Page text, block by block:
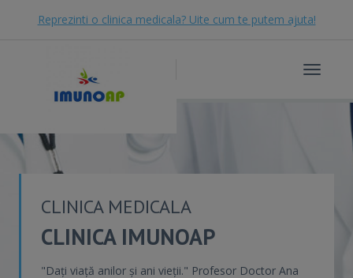
Reprezinti o clinica medicala? Uite cum te putem ajuta!
Toggle
CLINICA MEDICALA
CLINICA IMUNOAP
"Dați viață anilor și ani vieții." Profesor Doctor Ana